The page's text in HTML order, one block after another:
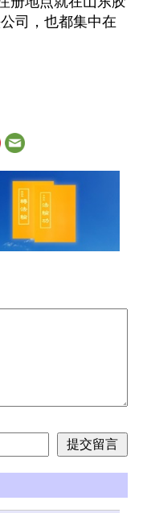
司，也都集中在